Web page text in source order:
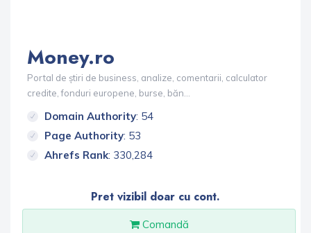
Money.ro
Portal de știri de business, analize, comentarii, calculator
credite, fonduri europene, burse, băn...
Domain Authority: 54
Page Authority: 53
Ahrefs Rank: 330,284
Pret vizibil doar cu cont.
Comandă